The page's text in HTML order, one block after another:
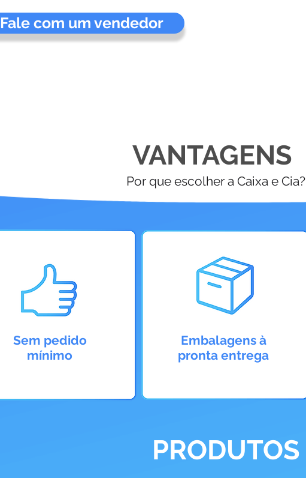
VANTAGENS
Por que escolher a Caixa e Cia?
Fale com um vendedor
Sem pedido
mínimo
Embalagens à
pronta entrega
PRODUTOS